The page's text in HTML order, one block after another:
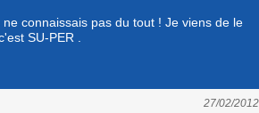
connaissais pas du tout ! Je viens de le
SU-PER .
27/02/